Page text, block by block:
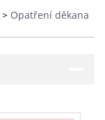
> Opatření děkana